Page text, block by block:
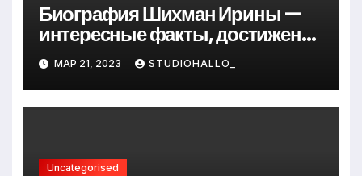
Биография Шихман Ирины —
интересные факты, достижения
и путь к успеху
МАР 21, 2023 STUDIOHALLO_
Uncategorised